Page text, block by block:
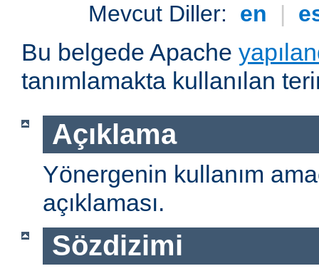
Mevcut Diller: en |
Bu belgede Apache
tanımlamakta kullanılan
Açıklama
Yönergenin kullanım
açıklaması.
Sözdizimi